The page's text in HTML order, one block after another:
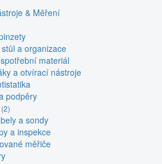
& Měření
a organizace
materiál
a otvírací nástroje
podpěry
(2)
a sondy
a inspekce
měřiče